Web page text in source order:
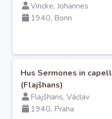
Vincke, Johannes
1940, Bonn
Hus Sermones in
(Flajšhans)
Flajšhans, Václav
1940, Praha